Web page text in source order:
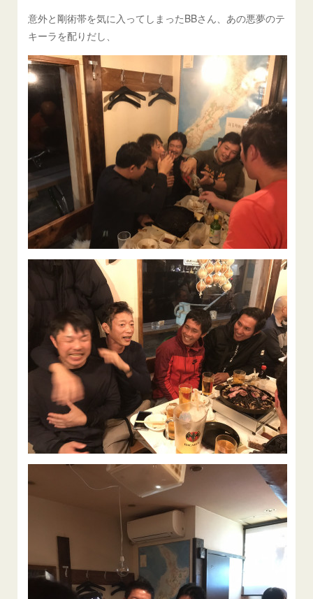
意外と剛術帯を気に入ってしまったBBさん、あの悪夢のテ
キーラを配りだし、